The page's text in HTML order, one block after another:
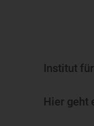
Institut
Hier geht